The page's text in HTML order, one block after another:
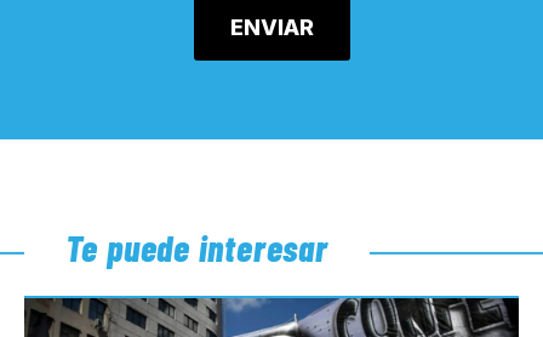
Te puede interesar